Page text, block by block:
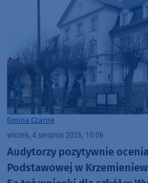
Gmina Czarne
wtorek, 4 sierpnia 2026, 10:06
Audytorzy pozytywnie
Podstawowej w